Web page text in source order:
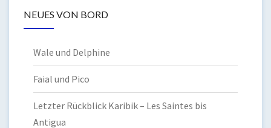
NEUES VON BORD
Wale und Delphine
Faial und Pico
Letzter Rückblick Karibik – Les Saintes bis
Antigua